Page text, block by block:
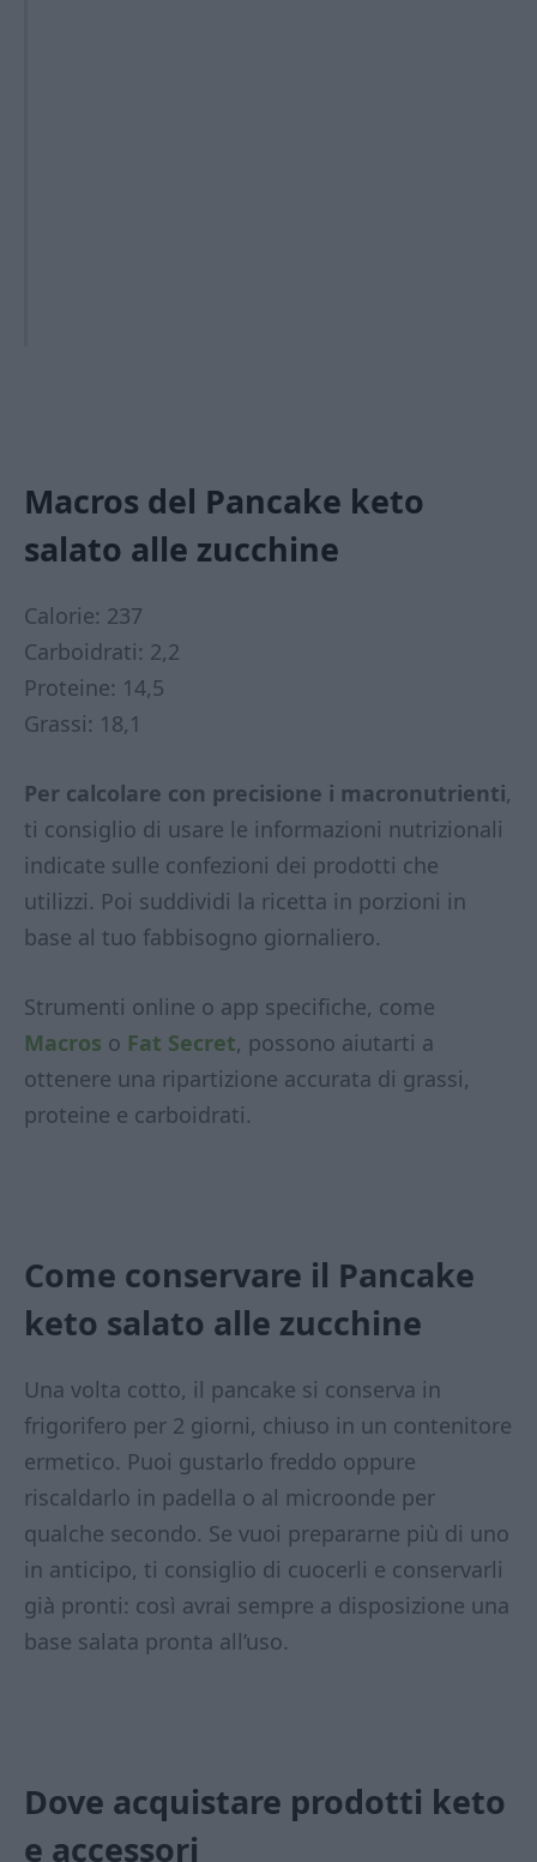
Macros del Pancake keto
salato alle zucchine
Calorie: 237
Carboidrati: 2,2
Proteine: 14,5
Grassi: 18,1
Per calcolare con precisione i macronutrienti,
ti consiglio di usare le informazioni nutrizionali
indicate sulle confezioni dei prodotti che
utilizzi. Poi suddividi la ricetta in porzioni in
base al tuo fabbisogno giornaliero.
Strumenti online o app specifiche, come
Macros o Fat Secret, possono aiutarti a
ottenere una ripartizione accurata di grassi,
proteine e carboidrati.
Come conservare il Pancake
keto salato alle zucchine
Una volta cotto, il pancake si conserva in
frigorifero per 2 giorni, chiuso in un contenitore
ermetico. Puoi gustarlo freddo oppure
riscaldarlo in padella o al microonde per
qualche secondo. Se vuoi prepararne più di uno
in anticipo, ti consiglio di cuocerli e conservarli
già pronti: così avrai sempre a disposizione una
base salata pronta all’uso.
Dove acquistare prodotti keto
e accessori